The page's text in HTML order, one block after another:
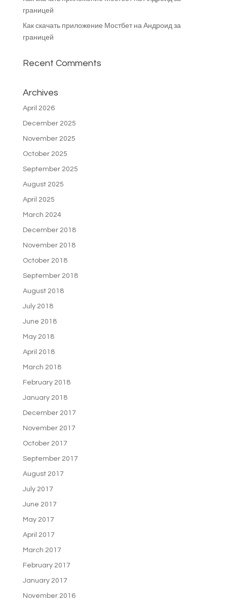
границей
Как скачать приложение Мостбет на Андроид за
границей
Recent Comments
Archives
April 2026
December 2025
November 2025
October 2025
September 2025
August 2025
April 2025
March 2024
December 2018
November 2018
October 2018
September 2018
August 2018
July 2018
June 2018
May 2018
April 2018
March 2018
February 2018
January 2018
December 2017
November 2017
October 2017
September 2017
August 2017
July 2017
June 2017
May 2017
April 2017
March 2017
February 2017
January 2017
November 2016